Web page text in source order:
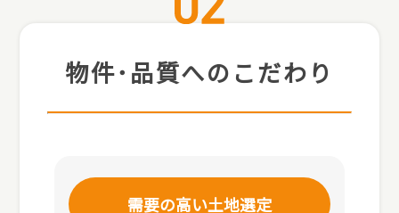
物件･品質へのこだわり
需要の高い土地選定